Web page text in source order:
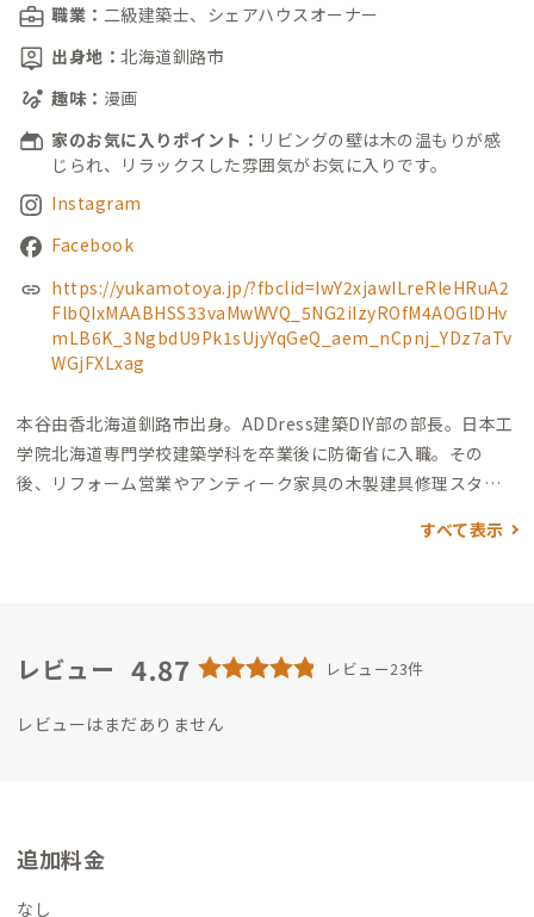
職業： 二級建築士、シェアハウスオーナー
出身地： 北海道釧路市
趣味： 漫画
家のお気に入りポイント： リビングの壁は木の温もりが感
じられ、リラックスした雰囲気がお気に入りです。
Instagram
Facebook
https://yukamotoya.jp/?fbclid=IwY2xjawILreRleHRuA2
FlbQIxMAABHSS33vaMwWVQ_5NG2iIzyROfM4AOGlDHv
mLB6K_3NgbdU9Pk1sUjyYqGeQ_aem_nCpnj_YDz7aTv
WGjFXLxag
本谷由香北海道釧路市出身。ADDress建築DIY部の部長。 日本工
学院北海道専門学校建築学科を卒業後に防衛省に入職。その
後、リフォーム営業やアンティーク家具の木製建具修理スタッ
（jiyudizai）代表として由’sシェアハウスオーナーや、「見捨て
築士になり空き家問題に直面することが多く、使える空き家が
リな間取りの空き家に偶然出会い、空き家再活用事業の一環と
のシェアハウスをもっと知ってもらいたいと思ったのもADDres
sを始めるきっかけの一つです。
すべて表示
レビュー 4.87 レビュー23件
レビューはまだありません
追加料金
なし